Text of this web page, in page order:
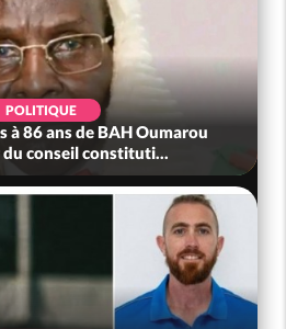
POLITIQUE
à 86 ans de BAH Oumarou
du conseil constituti...